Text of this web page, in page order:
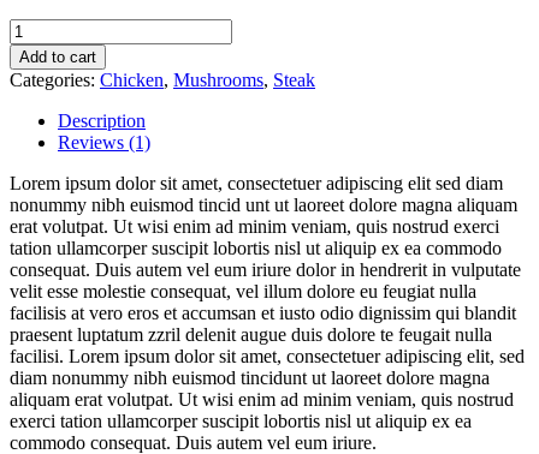
Cheese
Red
Steak
quantity
Add to cart
Categories: Chicken, Mushrooms, Steak
Description
Reviews (1)
Lorem ipsum dolor sit amet, consectetuer adipiscing elit sed diam
nonummy nibh euismod tincid unt ut laoreet dolore magna aliquam
erat volutpat. Ut wisi enim ad minim veniam, quis nostrud exerci
tation ullamcorper suscipit lobortis nisl ut aliquip ex ea commodo
consequat. Duis autem vel eum iriure dolor in hendrerit in vulputate
velit esse molestie consequat, vel illum dolore eu feugiat nulla
facilisis at vero eros et accumsan et iusto odio dignissim qui blandit
praesent luptatum zzril delenit augue duis dolore te feugait nulla
facilisi. Lorem ipsum dolor sit amet, consectetuer adipiscing elit, sed
diam nonummy nibh euismod tincidunt ut laoreet dolore magna
aliquam erat volutpat. Ut wisi enim ad minim veniam, quis nostrud
exerci tation ullamcorper suscipit lobortis nisl ut aliquip ex ea
commodo consequat. Duis autem vel eum iriure.